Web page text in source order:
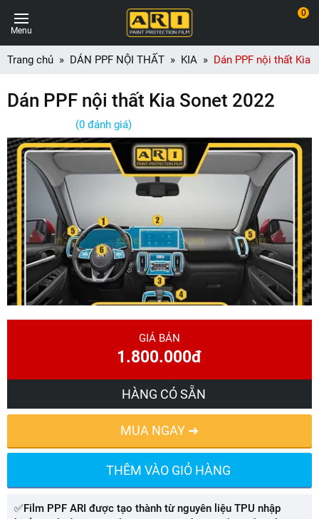
Menu
0
Trang chủ DÁN PPF NỘI THẤT KIA Dán PPF nội thất Kia
Dán PPF nội thất Kia Sonet 2022
(0 đánh giá)
GIÁ BÁN
1.800.000đ
HÀNG CÓ SẴN
MUA NGAY ➜
THÊM VÀO GIỎ HÀNG
✅Film PPF ARI được tạo thành từ nguyên liệu TPU nhập